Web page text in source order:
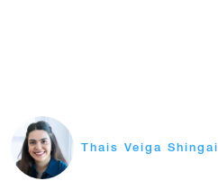
Thais Veiga Shingai